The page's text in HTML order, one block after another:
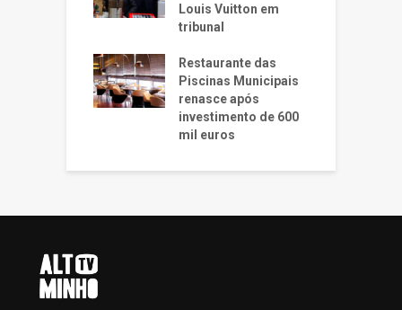
Louis Vuitton em
tribunal
Restaurante das
Piscinas Municipais
renasce após
investimento de 600
mil euros